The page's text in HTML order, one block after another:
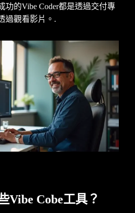
功的Vibe Coder都是透過交付專
過觀看影片。.
Vibe Cobe工具？